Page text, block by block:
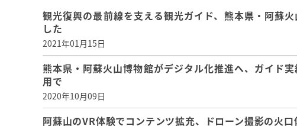
観光復興の最前線を支える観光ガイド、熊本県・阿蘇
した
2021年01月15日
熊本県・阿蘇火山博物館がデジタル化推進へ、ガイド
用で
2020年10月09日
阿蘇山のVR体験でコンテンツ拡充、ドローン撮影の火